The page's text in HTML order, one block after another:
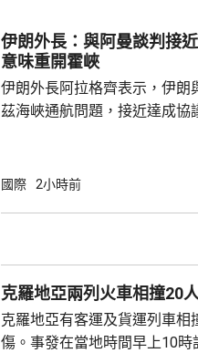
月下旬通過的臨時撥款法案，
過的法案存在少許差異，眾議
在9月復會後進行協調，完成...
伊朗外長：與阿曼談判接近達
意味重開霍峽
伊朗外長阿拉格齊表示，伊朗
茲海峽通航問題，接近達成協
路線，重開海峽還取決於其他
伊朗的條件，並停止干涉地區
接受條件，海峽將重新開放。
國際 2小時前
克羅地亞兩列火車相撞20
克羅地亞有客運及貨運列車相
傷。事發在當地時間早上10時